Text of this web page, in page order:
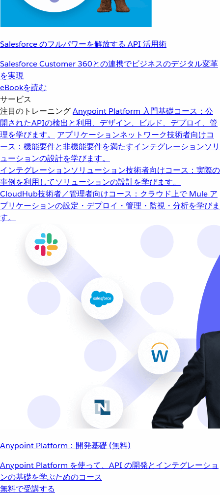
Salesforce のフルパワーを解放する API 活用術
Salesforce Customer 360との連携でビジネスのデジタル変革
を実現
eBookを読む
サービス
注目のトレーニングAnypoint Platform 入門基礎コース：公
開されたAPIの検出と利用、デザイン、ビルド、デプロイ、管
理を学びます。
アプリケーションネットワーク技術者向けコ
ース：機能要件と非機能要件を満たすインテグレーションソリ
ューションの設計を学びます。
インテグレーションソリューション技術者向けコース：実際の
事例を利用してソリューションの設計を学びます。
CloudHub技術者／管理者向けコース：クラウド上で Mule ア
プリケーションの設定・デプロイ・管理・監視・分析を学びま
す。
Anypoint Platform：開発基礎 (無料)
Anypoint Platform を使って、API の開発とインテグレーショ
ンの基礎を学ぶためのコース
無料で受講する